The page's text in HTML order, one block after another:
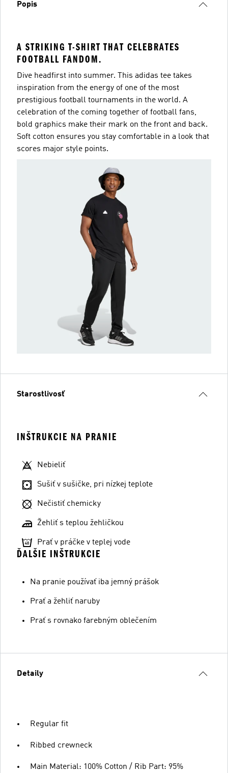
Popis
A STRIKING T-SHIRT THAT CELEBRATES
FOOTBALL FANDOM.
Dive headfirst into summer. This adidas tee takes
inspiration from the energy of one of the most
prestigious football tournaments in the world. A
celebration of the coming together of football fans,
bold graphics make their mark on the front and back.
Soft cotton ensures you stay comfortable in a look that
scores major style points.
Starostlivosť
INŠTRUKCIE NA PRANIE
Nebieliť
Sušiť v sušičke, pri nízkej teplote
Nečistiť chemicky
Žehliť s teplou žehličkou
Prať v práčke v teplej vode
ĎALŠIE INŠTRUKCIE
Na pranie používať iba jemný prášok
Prať a žehliť naruby
Prať s rovnako farebným oblečením
Detaily
Regular fit
Ribbed crewneck
Main Material: 100% Cotton / Rib Part: 95%